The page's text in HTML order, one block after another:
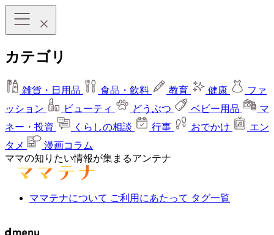
カテゴリ
雑貨・日用品 食品・飲料 教育 健康
ファ
ッション
ビューティ どうぶつ ベビー用品
マ
ネー・投資
くらしの相談 行事 おでかけ
エン
タメ
漫画コラム
ママの知りたい情報が集まるアンテナ
ママテナについて ご利用にあたって タグ一覧